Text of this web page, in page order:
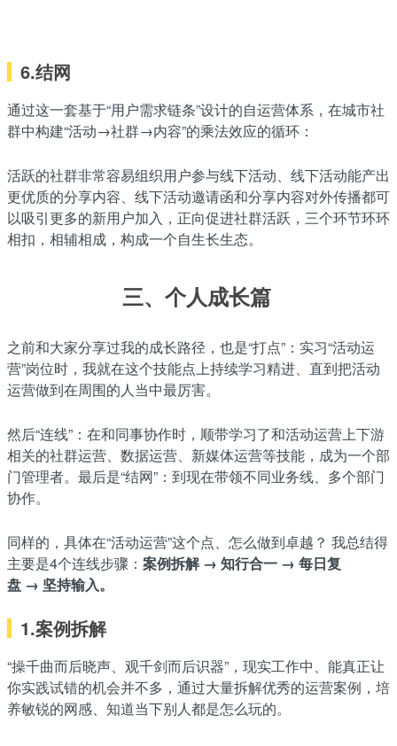
6.结网
通过这一套基于“用户需求链条”设计的自运营体系，在城市社
群中构建“活动→社群→内容”的乘法效应的循环：
活跃的社群非常容易组织用户参与线下活动、线下活动能产出
更优质的分享内容、线下活动邀请函和分享内容对外传播都可
以吸引更多的新用户加入，正向促进社群活跃，三个环节环环
相扣，相辅相成，构成一个自生长生态。
三、个人成长篇
之前和大家分享过我的成长路径，也是“打点”：实习“活动运
营”岗位时，我就在这个技能点上持续学习精进、直到把活动
运营做到在周围的人当中最厉害。
然后“连线”：在和同事协作时，顺带学习了和活动运营上下游
相关的社群运营、数据运营、新媒体运营等技能，成为一个部
门管理者。最后是“结网”：到现在带领不同业务线、多个部门
协作。
同样的，具体在“活动运营”这个点、怎么做到卓越？ 我总结得
主要是4个连线步骤： 案例拆解 → 知行合一 → 每日复
盘 → 坚持输入。
1.案例拆解
“操千曲而后晓声、观千剑而后识器”，现实工作中、能真正让
你实践试错的机会并不多，通过大量拆解优秀的运营案例，培
养敏锐的网感、知道当下别人都是怎么玩的。